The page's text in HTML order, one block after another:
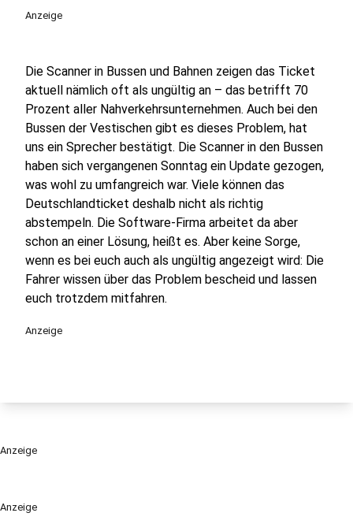
Anzeige
Anzeige
Die Scanner in Bussen und Bahnen zeigen das Ticket
aktuell nämlich oft als ungültig an – das betrifft 70
Prozent aller Nahverkehrsunternehmen. Auch bei den
Bussen der Vestischen gibt es dieses Problem, hat
uns ein Sprecher bestätigt. Die Scanner in den Bussen
haben sich vergangenen Sonntag ein Update gezogen,
was wohl zu umfangreich war. Viele können das
Deutschlandticket deshalb nicht als richtig
abstempeln. Die Software-Firma arbeitet da aber
schon an einer Lösung, heißt es. Aber keine Sorge,
wenn es bei euch auch als ungültig angezeigt wird: Die
Fahrer wissen über das Problem bescheid und lassen
euch trotzdem mitfahren.
Anzeige
Anzeige